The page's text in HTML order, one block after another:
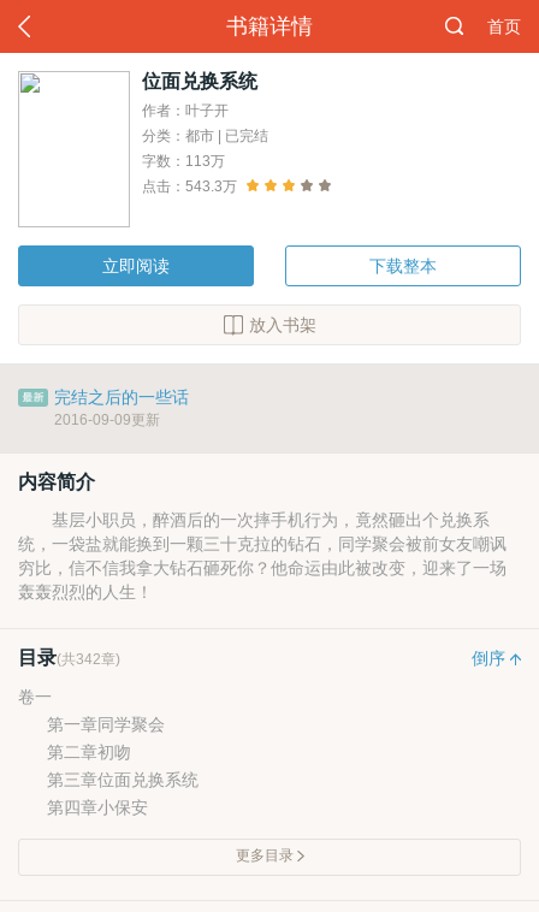
书籍详情 首页
位面兑换系统
作者：叶子开
分类：都市 | 已完结
字数：113万
点击：543.3万
立即阅读 下载整本
放入书架
完结之后的一些话
2016-09-09更新
内容简介
基层小职员，醉酒后的一次摔手机行为，竟然砸出个兑换系
统，一袋盐就能换到一颗三十克拉的钻石，同学聚会被前女友嘲讽
穷比，信不信我拿大钻石砸死你？他命运由此被改变，迎来了一场
轰轰烈烈的人生！
目录(共342章)
倒序
卷一
第一章同学聚会
第二章初吻
第三章位面兑换系统
第四章小保安
更多目录